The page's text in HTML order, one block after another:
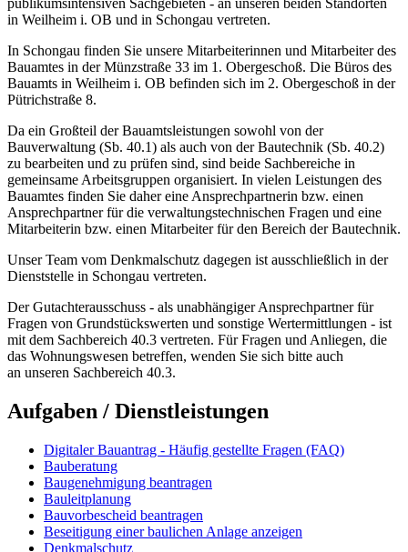
publikumsintensiven Sachgebieten - an unseren beiden Standorten
in Weilheim i. OB und in Schongau vertreten.
In Schongau finden Sie unsere Mitarbeiterinnen und Mitarbeiter des
Bauamtes in der Münzstraße 33 im 1. Obergeschoß. Die Büros des
Bauamts in Weilheim i. OB befinden sich im 2. Obergeschoß in der
Pütrichstraße 8.
Da ein Großteil der Bauamtsleistungen sowohl von der
Bauverwaltung (Sb. 40.1) als auch von der Bautechnik (Sb. 40.2)
zu bearbeiten und zu prüfen sind, sind beide Sachbereiche in
gemeinsame Arbeitsgruppen organisiert. In vielen Leistungen des
Bauamtes finden Sie daher eine Ansprechpartnerin bzw. einen
Ansprechpartner für die verwaltungstechnischen Fragen und eine
Mitarbeiterin bzw. einen Mitarbeiter für den Bereich der Bautechnik.
Unser Team vom Denkmalschutz dagegen ist ausschließlich in der
Dienststelle in Schongau vertreten.
Der Gutachterausschuss - als unabhängiger Ansprechpartner für
Fragen von Grundstückswerten und sonstige Wertermittlungen - ist
mit dem Sachbereich 40.3 vertreten. Für Fragen und Anliegen, die
das Wohnungswesen betreffen, wenden Sie sich bitte auch
an unseren Sachbereich 40.3.
Aufgaben / Dienstleistungen
Digitaler Bauantrag - Häufig gestellte Fragen (FAQ)
Bauberatung
Baugenehmigung beantragen
Bauleitplanung
Bauvorbescheid beantragen
Beseitigung einer baulichen Anlage anzeigen
Denkmalschutz